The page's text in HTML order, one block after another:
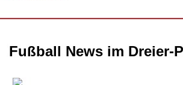
Fußball News im Dreier-